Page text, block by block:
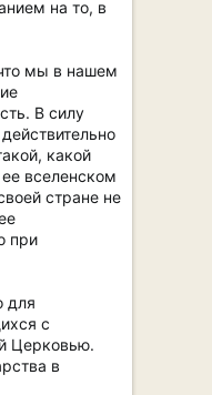
на то, в
мы в нашем
В силу
какой
вселенском
стране не
при
для
с
Церковью.
в